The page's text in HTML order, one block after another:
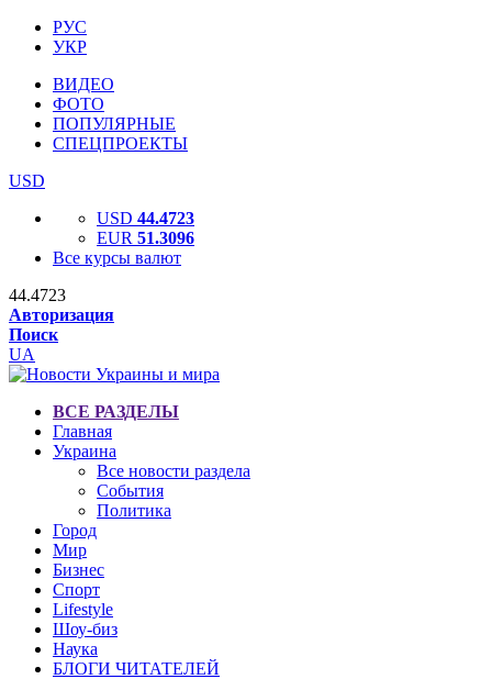
РУС
УКР
ВИДЕО
ФОТО
ПОПУЛЯРНЫЕ
СПЕЦПРОЕКТЫ
USD
USD 44.4723
EUR 51.3096
Все курсы валют
44.4723
Авторизация
Поиск
UA
ВСЕ РАЗДЕЛЫ
Главная
Украина
Все новости раздела
События
Политика
Город
Мир
Бизнес
Спорт
Lifestyle
Шоу-биз
Наука
БЛОГИ ЧИТАТЕЛЕЙ